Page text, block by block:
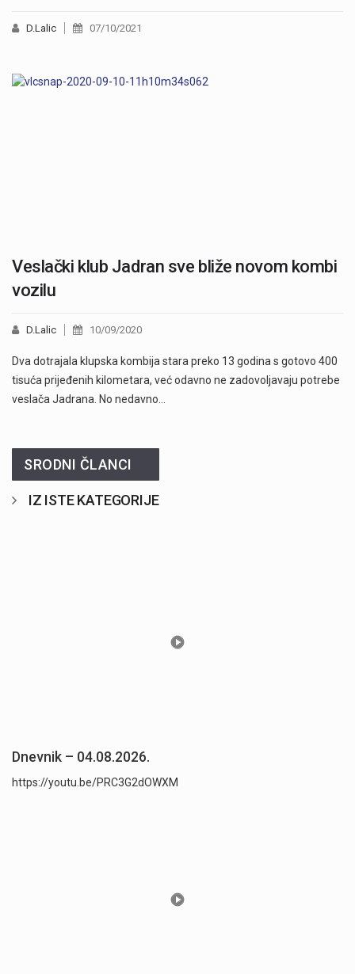
D.Lalic 07/10/2021
Veslački klub Jadran sve bliže novom kombi
vozilu
D.Lalic 10/09/2020
Dva dotrajala klupska kombija stara preko 13 godina s gotovo 400
tisuća prijeđenih kilometara, već odavno ne zadovoljavaju potrebe
veslača Jadrana. No nedavno…
SRODNI ČLANCI
IZ ISTE KATEGORIJE
Dnevnik – 04.08.2026.
https://youtu.be/PRC3G2dOWXM